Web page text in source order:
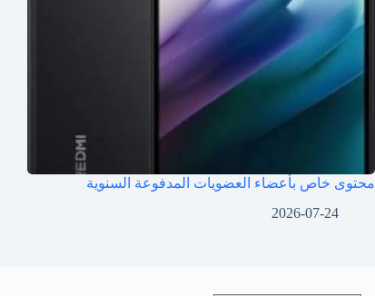
محتوى خاص بأعضاء العضويات المدفوعة السنوية
2026-07-24